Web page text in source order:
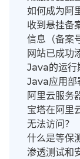
如何成为阿
收到悬挂备
信息（备案
网站已成功
Java的运行
Java应用部
阿里云服务
宝塔在阿里
无法访问？
什么是等保
渗透测试和